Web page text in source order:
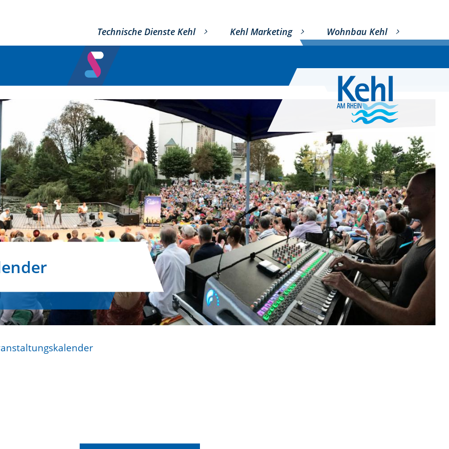
Technische Dienste Kehl Kehl Marketing Wohnbau Kehl